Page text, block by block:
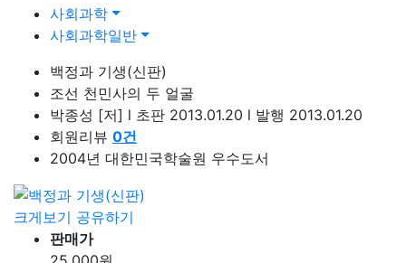
사회과학
사회과학일반
백정과 기생(신판)
조선 천민사의 두 얼굴
박종성 [저] l 초판 2013.01.20 l 발행 2013.01.20
회원리뷰 0건
2004년 대한민국학술원 우수도서
크게보기 공유하기
판매가